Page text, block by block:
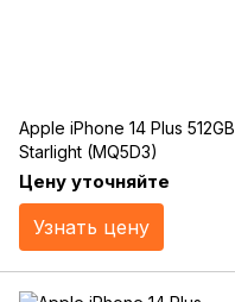
Apple iPhone 14 Plus 512GB
Starlight (MQ5D3)
Цену уточняйте
Узнать цену